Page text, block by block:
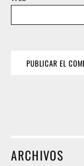
ARCHIVOS